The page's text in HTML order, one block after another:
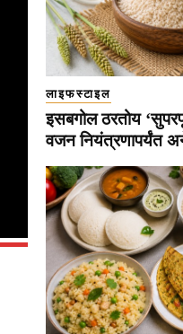
लाइफस्टाइल
इसबगोल ठरतोय
वजन नियंत्रणापर्यंत